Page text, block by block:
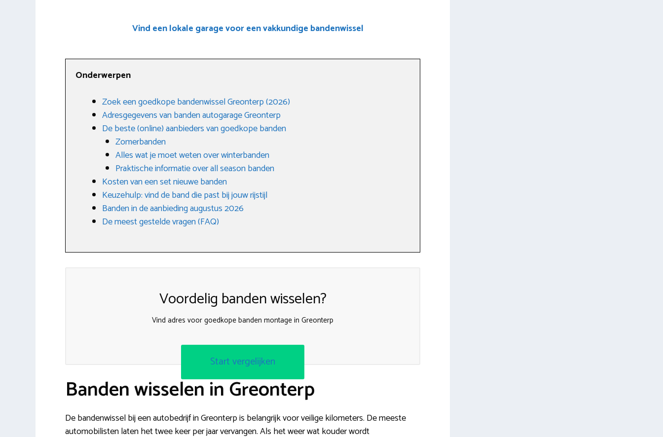
Vind een lokale garage voor een vakkundige bandenwissel
Onderwerpen
Zoek een goedkope bandenwissel Greonterp (2026)
Adresgegevens van banden autogarage Greonterp
De beste (online) aanbieders van goedkope banden
Zomerbanden
Alles wat je moet weten over winterbanden
Praktische informatie over all season banden
Kosten van een set nieuwe banden
Keuzehulp: vind de band die past bij jouw rijstijl
Banden in de aanbieding augustus 2026
De meest gestelde vragen (FAQ)
Voordelig banden wisselen?
Vind adres voor goedkope banden montage in Greonterp
Start vergelijken
Banden wisselen in Greonterp
De bandenwissel bij een autobedrijf in Greonterp is belangrijk voor veilige kilometers. De meeste
automobilisten laten het twee keer per jaar vervangen. Als het weer wat kouder wordt